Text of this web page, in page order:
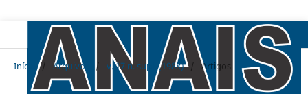
Início / Arquivos / v. 17 n. supl. (1988) / Artigos